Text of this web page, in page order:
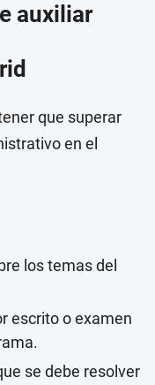
auxiliar
que superar
en el
los temas del
escrito o examen
se debe resolver